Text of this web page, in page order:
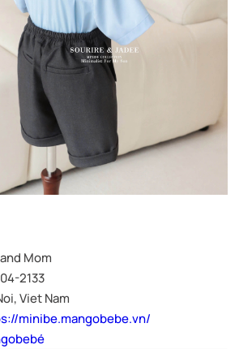
Mom
2133
Viet Nam
minibe.mangobebe.vn/